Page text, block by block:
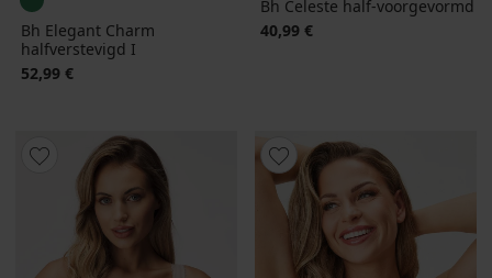
Bh Elegant Charm
halfverstevigd I
52,99 €
Bh Celeste half-voorgevormd
40,99 €